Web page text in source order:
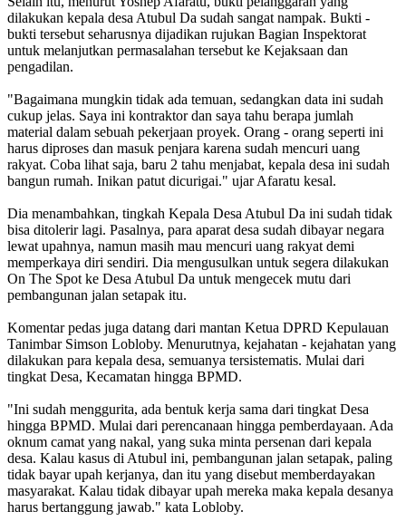
dilakukan kepala desa Atubul Da sudah sangat nampak. Bukti -
bukti tersebut seharusnya dijadikan rujukan Bagian Inspektorat
untuk melanjutkan permasalahan tersebut ke Kejaksaan dan
pengadilan.
"Bagaimana mungkin tidak ada temuan, sedangkan data ini sudah
cukup jelas. Saya ini kontraktor dan saya tahu berapa jumlah
material dalam sebuah pekerjaan proyek. Orang - orang seperti ini
harus diproses dan masuk penjara karena sudah mencuri uang
rakyat. Coba lihat saja, baru 2 tahu menjabat, kepala desa ini sudah
bangun rumah. Inikan patut dicurigai." ujar Afaratu kesal.
Dia menambahkan, tingkah Kepala Desa Atubul Da ini sudah tidak
bisa ditolerir lagi. Pasalnya, para aparat desa sudah dibayar negara
lewat upahnya, namun masih mau mencuri uang rakyat demi
memperkaya diri sendiri. Dia mengusulkan untuk segera dilakukan
On The Spot ke Desa Atubul Da untuk mengecek mutu dari
pembangunan jalan setapak itu.
Komentar pedas juga datang dari mantan Ketua DPRD Kepulauan
Tanimbar Simson Lobloby. Menurutnya, kejahatan - kejahatan yang
dilakukan para kepala desa, semuanya tersistematis. Mulai dari
tingkat Desa, Kecamatan hingga BPMD.
"Ini sudah menggurita, ada bentuk kerja sama dari tingkat Desa
hingga BPMD. Mulai dari perencanaan hingga pemberdayaan. Ada
oknum camat yang nakal, yang suka minta persenan dari kepala
desa. Kalau kasus di Atubul ini, pembangunan jalan setapak, paling
tidak bayar upah kerjanya, dan itu yang disebut memberdayakan
masyarakat. Kalau tidak dibayar upah mereka maka kepala desanya
harus bertanggung jawab." kata Lobloby.